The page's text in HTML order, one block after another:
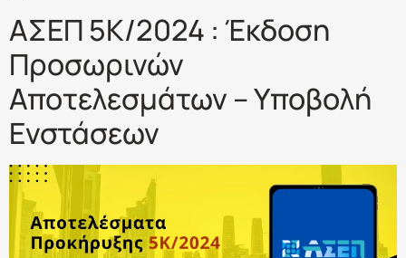
ΑΣΕΠ 5Κ/2024 : Έκδοση
Προσωρινών
Αποτελεσμάτων – Υποβολή
Ενστάσεων